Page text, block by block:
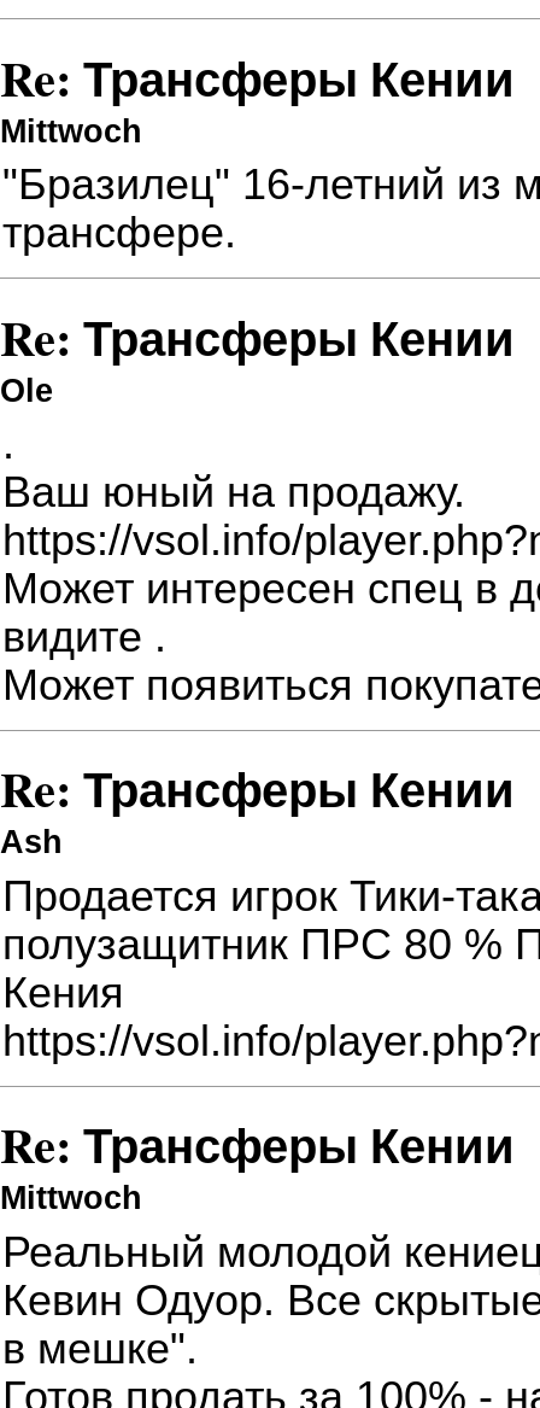
Re: Трансферы Кении
Mittwoch
"Бразилец" 16-летний из
трансфере.
Re: Трансферы Кении
Ole
.
Ваш юный на продажу.
https://vsol.info/
Может интересен спец в
видите .
Может появиться
Re: Трансферы Кении
Ash
Продается игрок Тики-
полузащитник ПРС 80 %
Кения
https://vsol.info/
Re: Трансферы Кении
Mittwoch
Реальный молодой
Кевин Одуор. Все
в мешке".
Готов продать за 100% -